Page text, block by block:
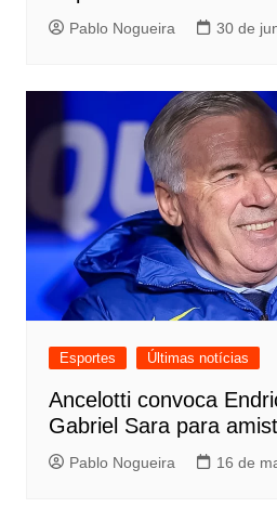
Pablo Nogueira 30 de
Esportes Últimas notícias
Ancelotti convoca
Gabriel Sara para
Pablo Nogueira 16 de